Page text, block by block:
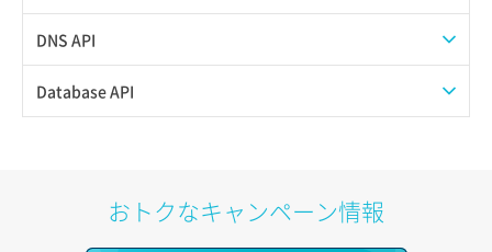
アカウント容量設定
アカウント情報取得
オブジェクトバージョン管理
アイテム一覧取得
アイテム詳細取得
DNS API
ゾーンファイルインポート
Database API
おトクなキャンペーン情報